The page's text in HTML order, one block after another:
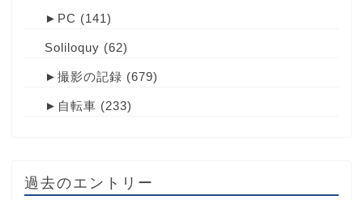
► PC (141)
Soliloquy (62)
► 撮影の記録 (679)
► 自転車 (233)
過去のエントリー